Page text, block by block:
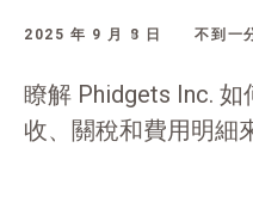
2025 年 9 月 8 日 不到一
瞭解 Phidgets Inc.
收、關稅和費用明細